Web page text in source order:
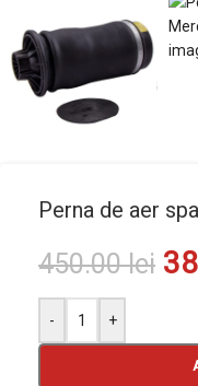
Perna de aer
450.00lei
- +